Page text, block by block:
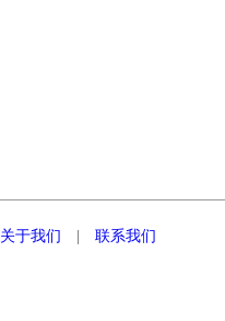
关于我们 联系我们